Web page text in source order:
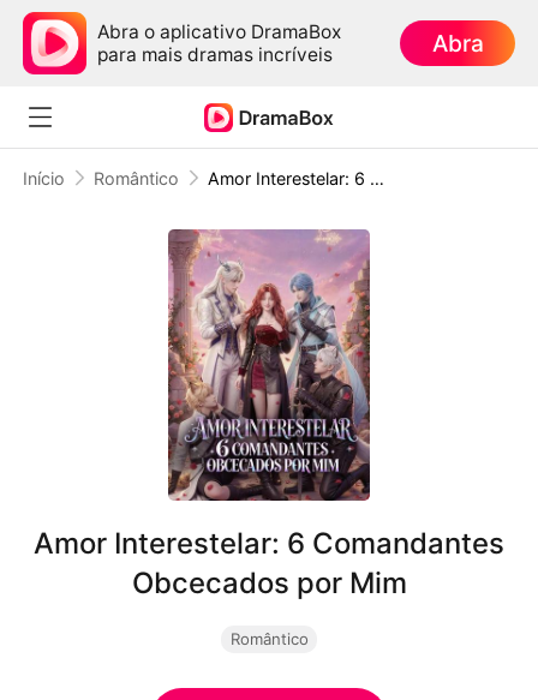
Abra o aplicativo DramaBox
para mais dramas incríveis
Abra
Início Romântico Amor Interestelar: 6 Comandantes Obcecados por Mim
Amor Interestelar: 6 Comandantes
Obcecados por Mim
Romântico